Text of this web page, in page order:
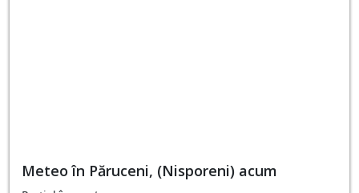
Meteo în Păruceni, (Nisporeni) acum